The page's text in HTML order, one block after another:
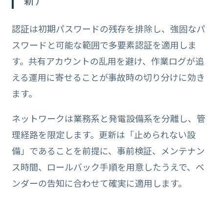
認証は初期パスワードの残存を排除し、強固なパ
スワードと可能な範囲で多要素認証を適用しま
す。共有アカウントの乱用を避け、作業ログが追
える運用に寄せることが事故時の切り分けに効き
ます。
ネットワークは業務系と発電設備系を分離し、管
理経路を限定します。更新は「止められない設
備」であることを前提に、事前検証、メンテナン
ス時間、ロールバック手順を用意したうえで、ベ
ンダーの告知に合わせて確実に適用します。